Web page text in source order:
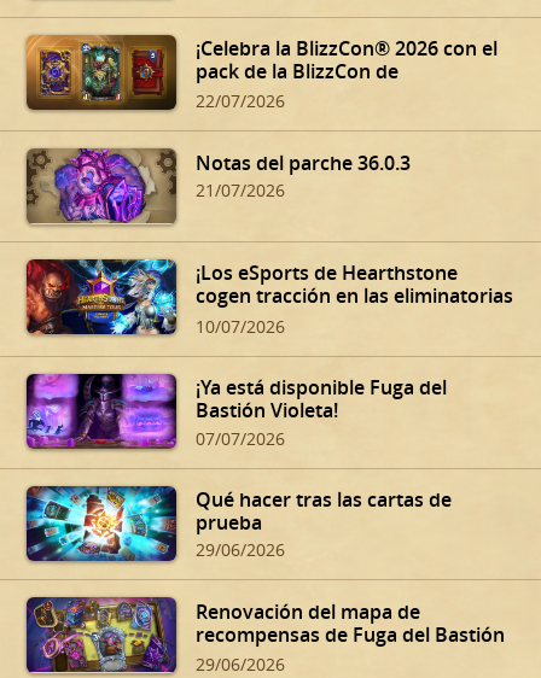
¡Celebra la BlizzCon® 2026 con el
pack de la BlizzCon de
Hearthstone!
22/07/2026
Notas del parche 36.0.3
21/07/2026
¡Los eSports de Hearthstone
cogen tracción en las eliminatorias
de verano!
10/07/2026
¡Ya está disponible Fuga del
Bastión Violeta!
07/07/2026
Qué hacer tras las cartas de
prueba
29/06/2026
Renovación del mapa de
recompensas de Fuga del Bastión
Violeta
29/06/2026